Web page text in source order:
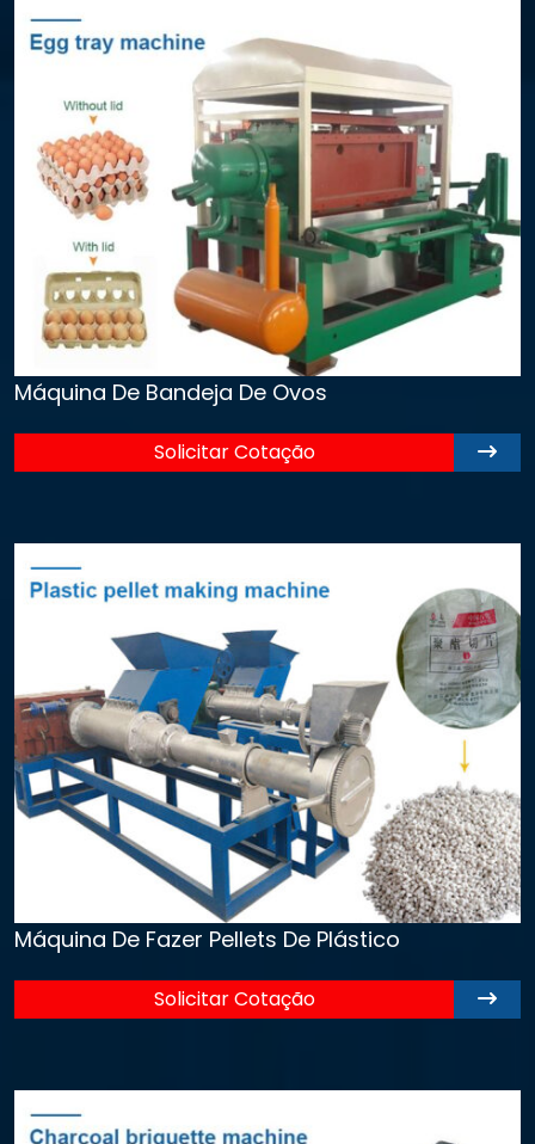
Máquina De Bandeja De Ovos
Solicitar Cotação
Máquina De Fazer Pellets De Plástico
Solicitar Cotação